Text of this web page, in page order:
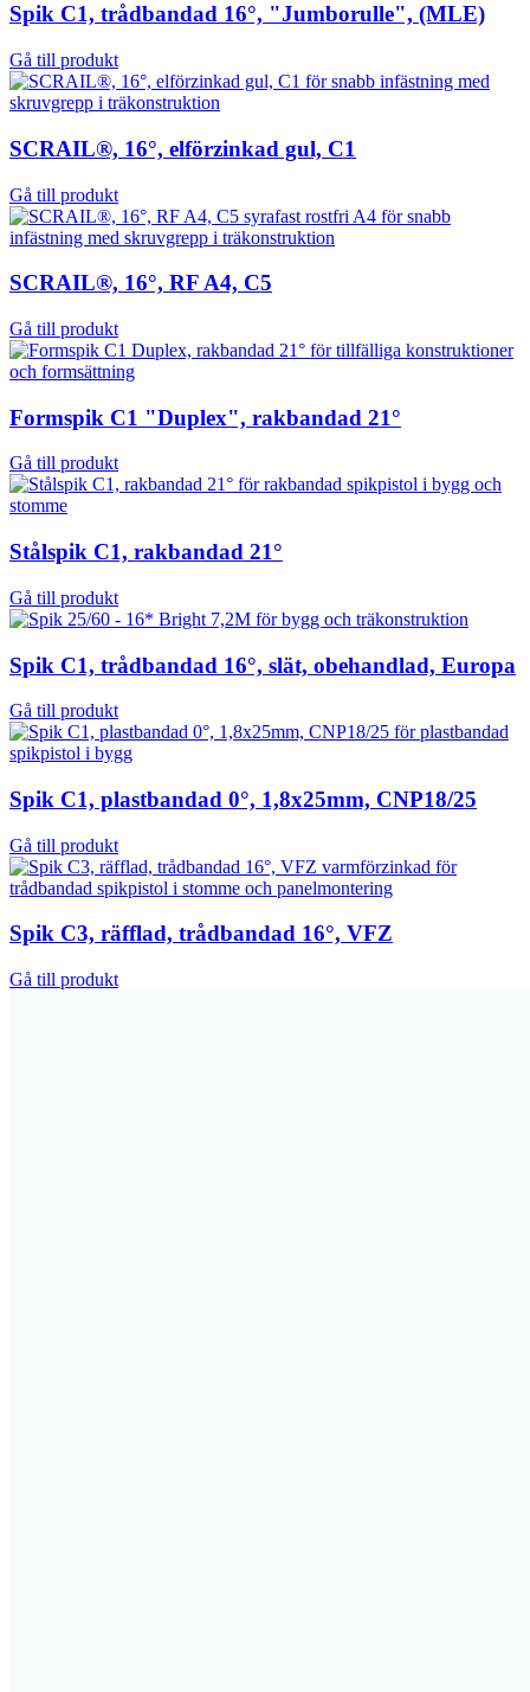
Spik C1, trådbandad 16°, "Jumborulle", (MLE)
Gå till produkt
SCRAIL®, 16°, elförzinkad gul, C1
Gå till produkt
SCRAIL®, 16°, RF A4, C5
Gå till produkt
Formspik C1 "Duplex", rakbandad 21°
Gå till produkt
Stålspik C1, rakbandad 21°
Gå till produkt
Spik C1, trådbandad 16°, slät, obehandlad, Europa
Gå till produkt
Spik C1, plastbandad 0°, 1,8x25mm, CNP18/25
Gå till produkt
Spik C3, räfflad, trådbandad 16°, VFZ
Gå till produkt